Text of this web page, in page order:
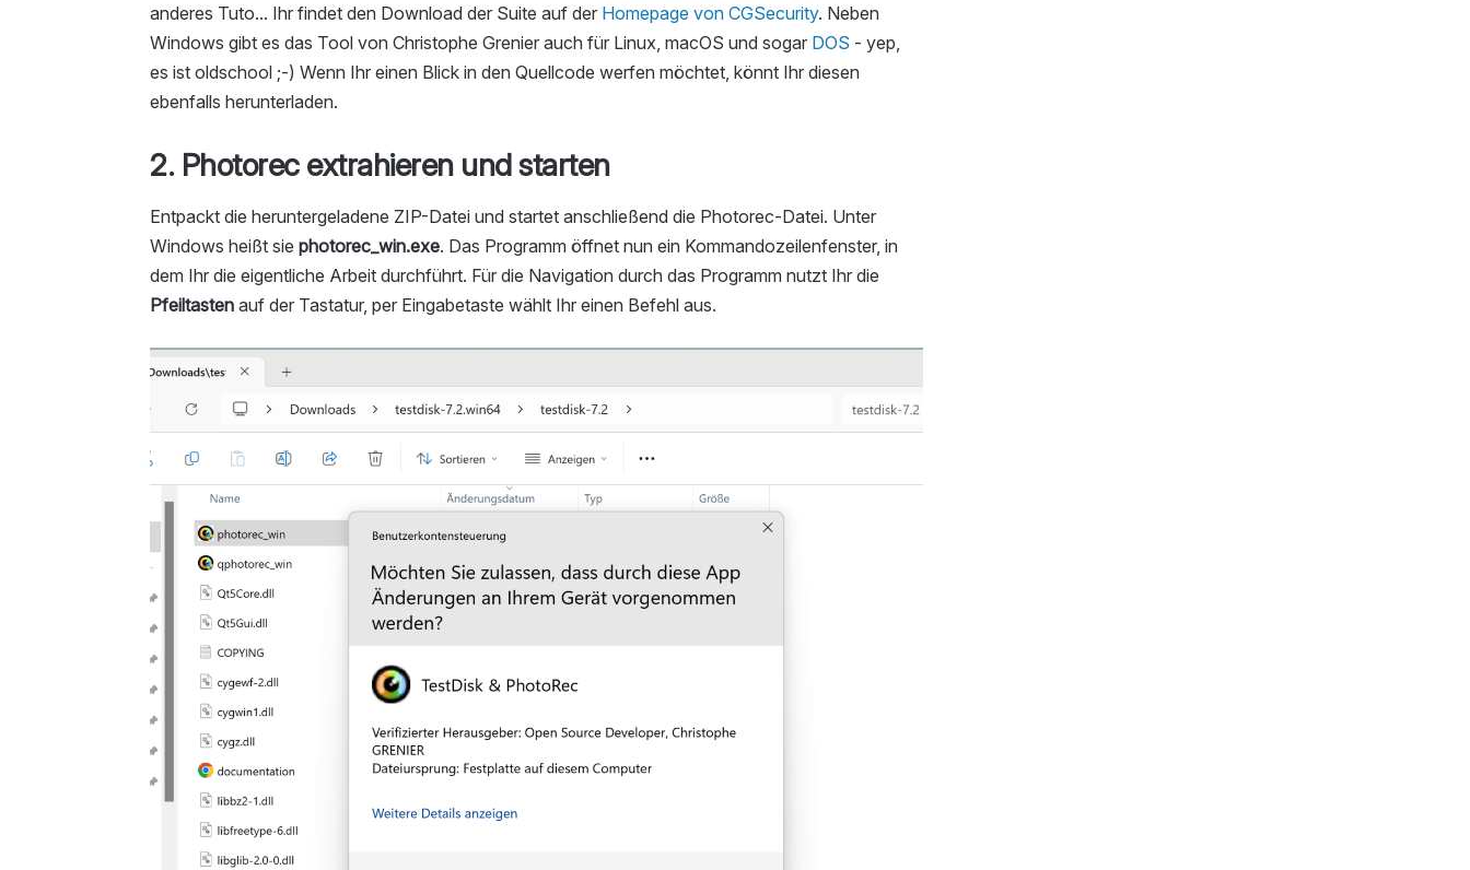
anderes Tuto... Ihr findet den Download der Suite auf der Homepage von CGSecurity. Neben
Windows gibt es das Tool von Christophe Grenier auch für Linux, macOS und sogar DOS - yep,
es ist oldschool ;-) Wenn Ihr einen Blick in den Quellcode werfen möchtet, könnt Ihr diesen
ebenfalls herunterladen.
2. Photorec extrahieren und starten
Entpackt die heruntergeladene ZIP-Datei und startet anschließend die Photorec-Datei. Unter
Windows heißt sie photorec_win.exe. Das Programm öffnet nun ein Kommandozeilenfenster, in
dem Ihr die eigentliche Arbeit durchführt. Für die Navigation durch das Programm nutzt Ihr die
Pfeiltasten auf der Tastatur, per Eingabetaste wählt Ihr einen Befehl aus.